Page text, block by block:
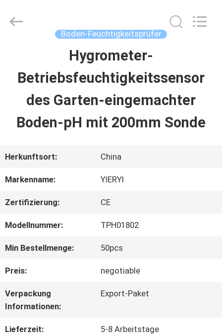
STARTSEITE
PRODUKTE
ÜBER
UNS
QUALITÄTSKONTROLLE
NACHRICHTEN
YIERYI
Reserved.
Boden-Feuchtigkeitsprüfer
Hygrometer-
Betriebsfeuchtigkeitssensor
des Garten-eingemachter
Boden-pH mit 200mm Sonde
Herkunftsort: China
Markenname: YIERYI
Zertifizierung: CE
Modellnummer: TPH01802
Min Bestellmenge: 50pcs
Preis: negotiable
Verpackung
Informationen:
Export-Paket
Lieferzeit: 5-8 Arbeitstage